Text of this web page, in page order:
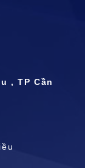
, TP Cần